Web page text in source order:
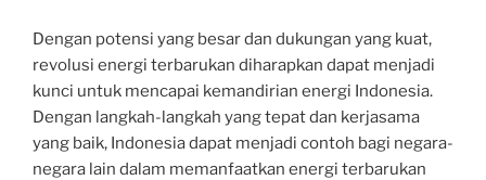
Dengan potensi yang besar dan dukungan yang kuat,
revolusi energi terbarukan diharapkan dapat menjadi
kunci untuk mencapai kemandirian energi Indonesia.
Dengan langkah-langkah yang tepat dan kerjasama
yang baik, Indonesia dapat menjadi contoh bagi negara-
negara lain dalam memanfaatkan energi terbarukan